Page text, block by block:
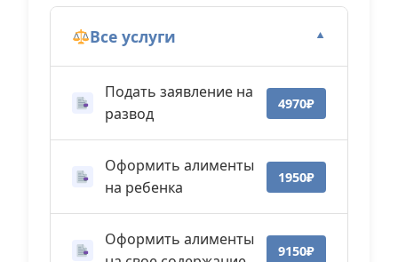
Все услуги ▼
Подать заявление на
развод
4970₽
Оформить алименты
на ребенка
1950₽
Оформить алименты
9150₽